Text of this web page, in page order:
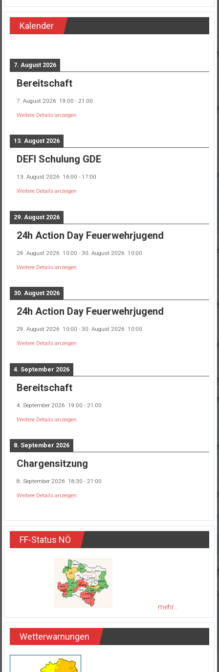
Kalender
7. August 2026
Bereitschaft
7. August 2026 19:00 - 21:00
Weitere Details anzeigen
13. August 2026
DEFI Schulung GDE
13. August 2026 16:00 - 17:00
Weitere Details anzeigen
29. August 2026
24h Action Day Feuerwehrjugend
29. August 2026 10:00 - 30. August 2026 10:00
Weitere Details anzeigen
30. August 2026
24h Action Day Feuerwehrjugend
29. August 2026 10:00 - 30. August 2026 10:00
Weitere Details anzeigen
4. September 2026
Bereitschaft
4. September 2026 19:00 - 21:00
Weitere Details anzeigen
8. September 2026
Chargensitzung
8. September 2026 18:30 - 21:00
Weitere Details anzeigen
FF-Status NÖ
mehr...
Wetterwarnungen